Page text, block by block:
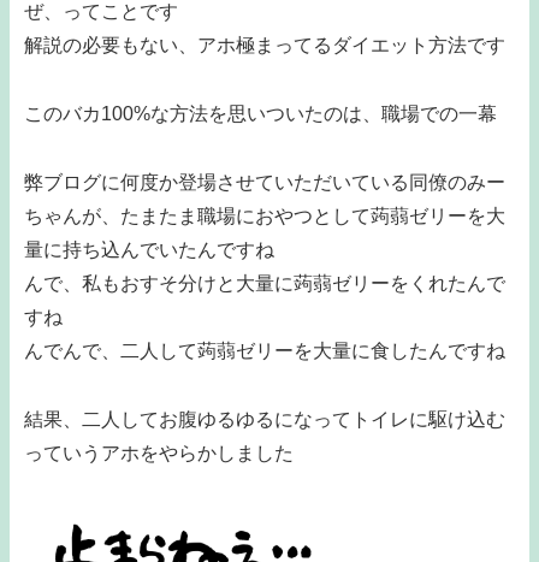
ぜ、ってことです
解説の必要もない、アホ極まってるダイエット方法です
このバカ100%な方法を思いついたのは、職場での一幕
弊ブログに何度か登場させていただいている同僚のみー
ちゃんが、たまたま職場におやつとして蒟蒻ゼリーを大
量に持ち込んでいたんですね
んで、私もおすそ分けと大量に蒟蒻ゼリーをくれたんで
すね
んでんで、二人して蒟蒻ゼリーを大量に食したんですね
結果、二人してお腹ゆるゆるになってトイレに駆け込む
っていうアホをやらかしました